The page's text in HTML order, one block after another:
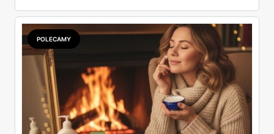
co oferuje rynek kremów przeciwzmarszczkowych 40+.
Bo czasem „promocja" to tylko lepiej opakowany zwykły
cennik.
POLECAMY